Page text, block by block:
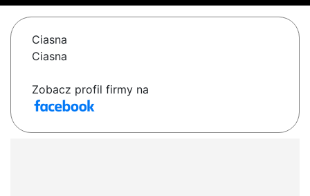
Ciasna
Ciasna
Zobacz profil firmy na